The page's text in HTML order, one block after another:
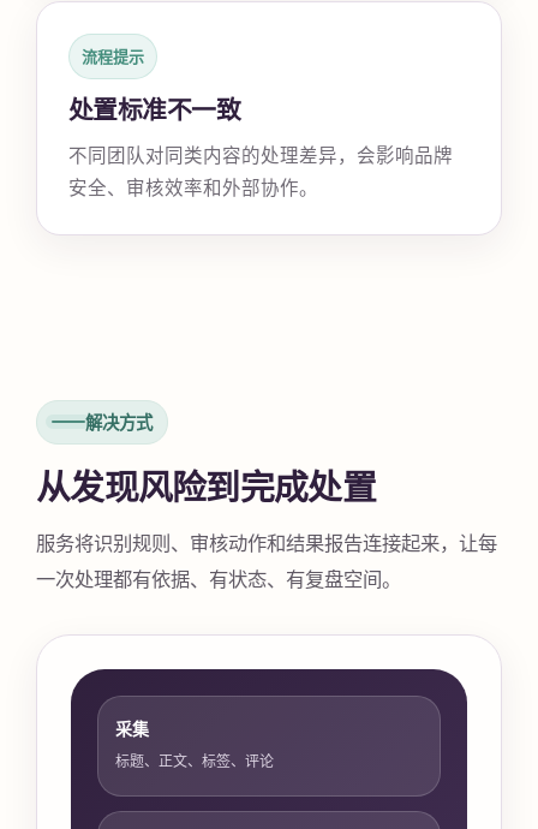
流程提示
处置标准不一致
不同团队对同类内容的处理差异，会影响品牌
安全、审核效率和外部协作。
解决方式
从发现风险到完成处置
服务将识别规则、审核动作和结果报告连接起来，让每
一次处理都有依据、有状态、有复盘空间。
采集
标题、正文、标签、评论